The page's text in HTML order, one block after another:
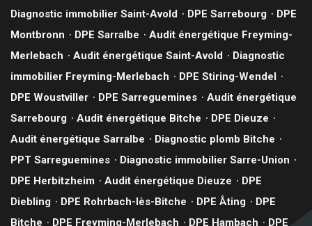
Diagnostic immobilier Saint-Avold DPE Sarrebourg
DPE
Montbronn
DPE Sarralbe
Audit énergétique Freyming-
Merlebach
Audit énergétique Saint-Avold
Diagnostic
immobilier Freyming-Merlebach
DPE Stiring-Wendel
DPE Woustviller
DPE Sarreguemines
Audit énergétique
Sarrebourg
Audit énergétique Bitche
DPE Dieuze
Audit énergétique Sarralbe
Diagnostic plomb Bitche
PPT Sarreguemines
Diagnostic immobilier Sarre-Union
DPE Herbitzheim
Audit énergétique Dieuze
DPE
Diebling
DPE Rohrbach-lès-Bitche DPE Åting
DPE
Bitche
DPE Freyming-Merlebach DPE Hambach
DPE